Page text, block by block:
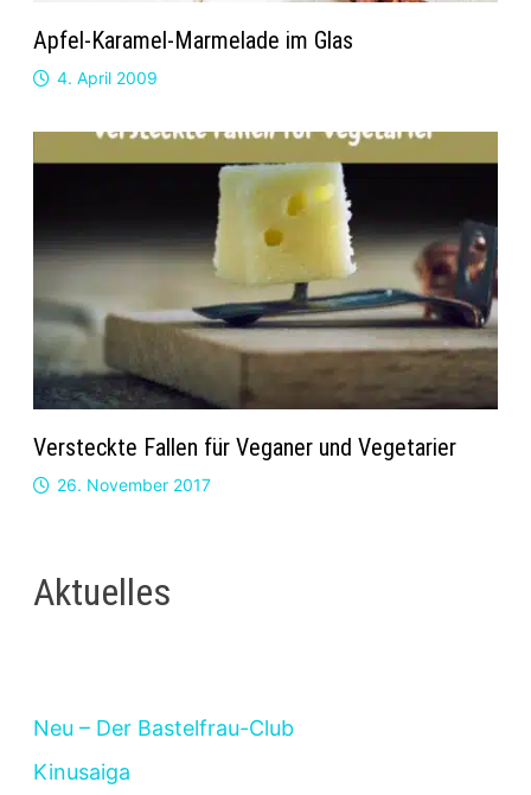
Apfel-Karamel-Marmelade im Glas
4. April 2009
Versteckte Fallen für Veganer und Vegetarier
26. November 2017
Aktuelles
Neu – Der Bastelfrau-Club
Kinusaiga